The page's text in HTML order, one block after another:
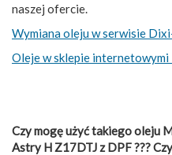
naszej ofercie.
Wymiana oleju w serwisie
Oleje w sklepie
Czy mogę użyć takiego oleju
Astry H Z17DTJ z DPF ???